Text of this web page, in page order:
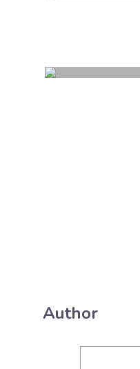
Author